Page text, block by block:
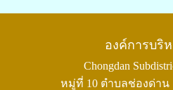
องค์การบริ
Chongdan
หมู่ที่ 10 ตำบลช่องด่าน